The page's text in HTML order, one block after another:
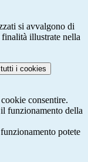
si avvalgono di
illustrate nella
i cookies
consentire.
funzionamento della
potete